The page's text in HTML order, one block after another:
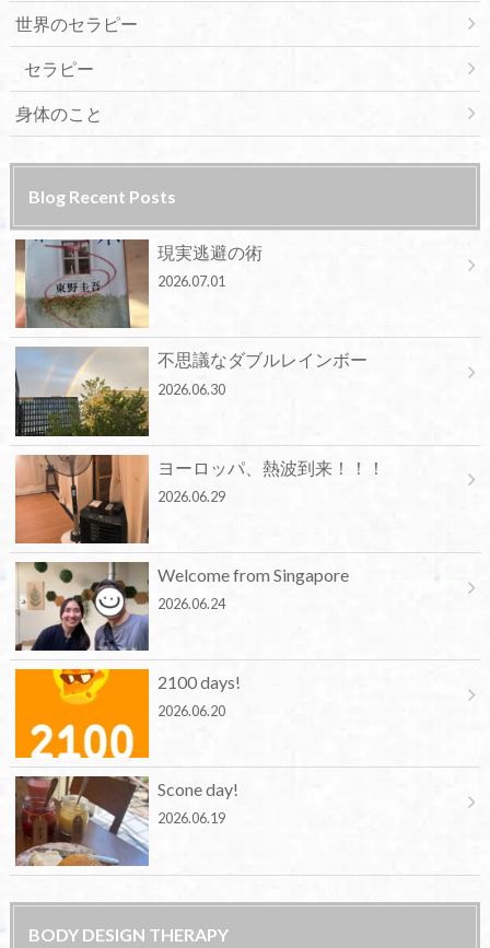
世界のセラピー
セラピー
身体のこと
Blog Recent Posts
現実逃避の術
2026.07.01
不思議なダブルレインボー
2026.06.30
ヨーロッパ、熱波到来！！！
2026.06.29
Welcome from Singapore
2026.06.24
2100 days!
2026.06.20
Scone day!
2026.06.19
BODY DESIGN THERAPY